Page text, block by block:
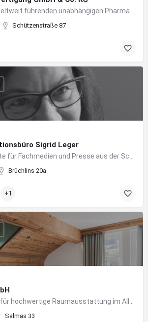
Schützenstraße 87
Sigrid Leger
Brüchlins 20a
+1
Salmas 33